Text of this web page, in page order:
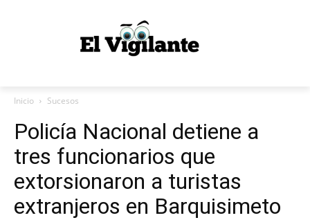
Inicio Sucesos
Policía Nacional detiene a
tres funcionarios que
extorsionaron a turistas
extranjeros en Barquisimeto